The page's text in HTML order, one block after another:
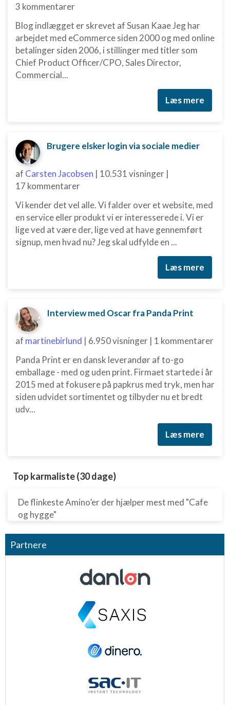
3 kommentarer
Blog indlægget er skrevet af Susan Kaae Jeg har
arbejdet med eCommerce siden 2000 og med online
betalinger siden 2006, i stillinger med titler som
Chief Product Officer/CPO, Sales Director,
Commercial...
Læs mere
Brugere elsker login via sociale medier
af Carsten Jacobsen | 10.531 visninger |
17 kommentarer
Vi kender det vel alle. Vi falder over et website, med
en service eller produkt vi er interesserede i. Vi er
lige ved at være der, lige ved at have gennemført
signup, men hvad nu? Jeg skal udfylde en ...
Læs mere
Interview med Oscar fra Panda Print
af martinebirlund | 6.950 visninger | 1 kommentarer
Panda Print er en dansk leverandør af to-go
emballage - med og uden print. Firmaet startede i år
2015 med at fokusere på papkrus med tryk, men har
siden udvidet sortimentet og tilbyder nu et bredt
udv...
Læs mere
Top karmaliste (30 dage)
De flinkeste Amino’er der hjælper mest med "Cafe
og hygge"
Partnere